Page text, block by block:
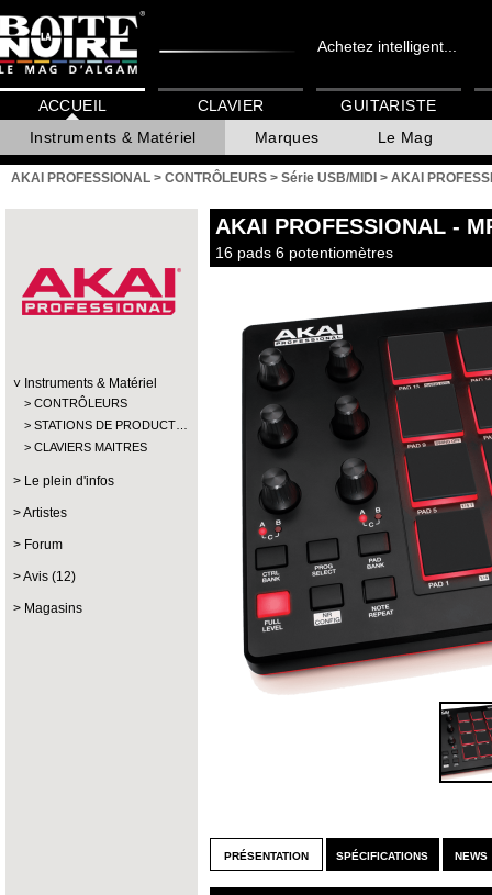
Achetez intelligent...
ACCUEIL
Instruments & Matériel
Marques Le Mag
CLAVIER GUITARISTE
AKAI PROFESSIONAL > CONTRÔLEURS > Série USB/MIDI > AKAI
Instruments & Matériel
CONTRÔLEURS
STATIONS DE PRODUCT…
CLAVIERS MAITRES
Le plein d'infos
Artistes
Forum
Avis (12)
Magasins
AKAI PROFESSIONAL -
16 pads 6 potentiomètres
présentation spécifications